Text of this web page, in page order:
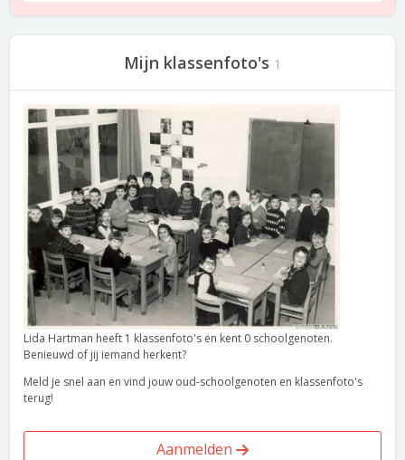
Mijn klassenfoto's 1
Lida Hartman heeft 1 klassenfoto's en kent 0 schoolgenoten.
Benieuwd of jij iemand herkent?
Meld je snel aan en vind jouw oud-schoolgenoten en klassenfoto's
terug!
Aanmelden